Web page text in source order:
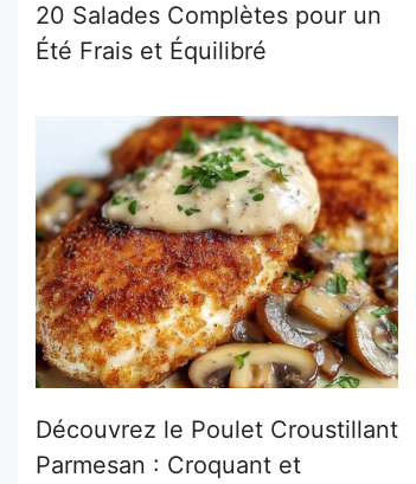
20 Salades Complètes pour un
Été Frais et Équilibré
Découvrez le Poulet Croustillant
Parmesan : Croquant et